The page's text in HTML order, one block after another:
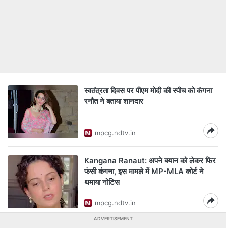
स्वतंत्रता दिवस पर पीएम मोदी की स्पीच को कंगना
रनौत ने बताया शानदार
mpcg.ndtv.in
Kangana Ranaut: अपने बयान को लेकर फिर
फंसी कंगना, इस मामले में MP-MLA कोर्ट ने
थमाया नोटिस
mpcg.ndtv.in
ADVERTISEMENT